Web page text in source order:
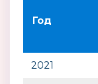
Год
2021